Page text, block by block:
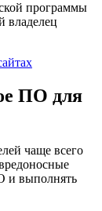
программы
владелец
ПО для
чаще всего
и выполнять